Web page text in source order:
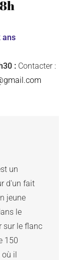
h
ans
: Contacter :
un
d'un fait
jeune
le
sur le flanc
150
où il